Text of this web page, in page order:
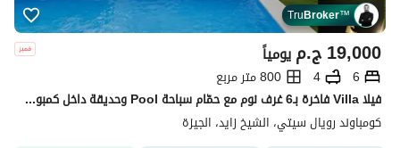
TruBroker™
ج.م19,000 يومياً
6
4
800 متر مربع
فيلا Villa فاخرة بـ6 غرف نوم مع حمّام سباحة Pool وحديقة داخل كمبوند رويال سيتي Royal City – الشيخ زايد Sheikh Zayed
كومباوند رويال سيتي، الشيخ زايد، الجيزة